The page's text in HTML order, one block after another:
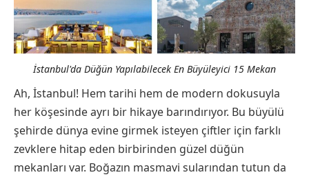
İstanbul'da Düğün Yapılabilecek En Büyüleyici 15 Mekan
Ah, İstanbul! Hem tarihi hem de modern dokusuyla
her köşesinde ayrı bir hikaye barındırıyor. Bu büyülü
şehirde dünya evine girmek isteyen çiftler için farklı
zevklere hitap eden birbirinden güzel düğün
mekanları var. Boğazın masmavi sularından tutun da